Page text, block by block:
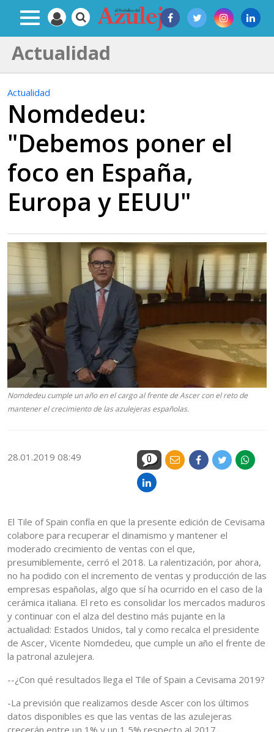
Actualidad
Actualidad
Nomdedeu:
"Debemos poner el
foco en España,
Europa y EEUU"
Nomdedeu cumple un año en el cargo al frente de Ascer con el reto de
mantener el crecimiento de las azulejeras españolas.
28.01.2019 08:49 0
El Tile of Spain confía en que la presente edición de Cevisama
colabore para recuperar el dinamismo y mantener el
moderado crecimiento de ventas con el que,
presumiblemente, cerró el 2018. La ralentización, por ahora,
no ha podido con el incremento de ventas y producción de las
empresas españolas, algo que sí ha ocurrido en el caso de la
cerámica italiana. El reto es consolidar los mercados maduros
y continuar con el alza del destino más pujante en la
actualidad: Estados Unidos, tal y como recalca el presidente
de Ascer, Vicente Nomdedeu, que cumple un año el frente de
la patronal azulejera.
--¿Con qué resultados llega el Tile of Spain a Cevisama 2019?
-La previsión que realizamos desde Ascer con los últimos
datos disponibles es que las ventas de las azulejeras